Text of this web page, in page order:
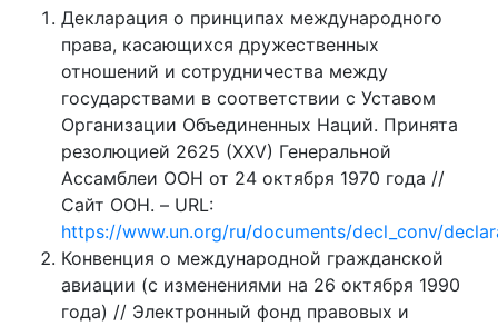
Декларация о принципах международного
права, касающихся дружественных
отношений и сотрудничества между
государствами в соответствии с Уставом
Организации Объединенных Наций. Принята
резолюцией 2625 (XXV) Генеральной
Ассамблеи ООН от 24 октября 1970 года //
Сайт ООН. – URL:
https://www.un.org/ru/documents/decl_conv/
Конвенция о международной гражданской
авиации (с изменениями на 26 октября 1990
года) // Электронный фонд правовых и